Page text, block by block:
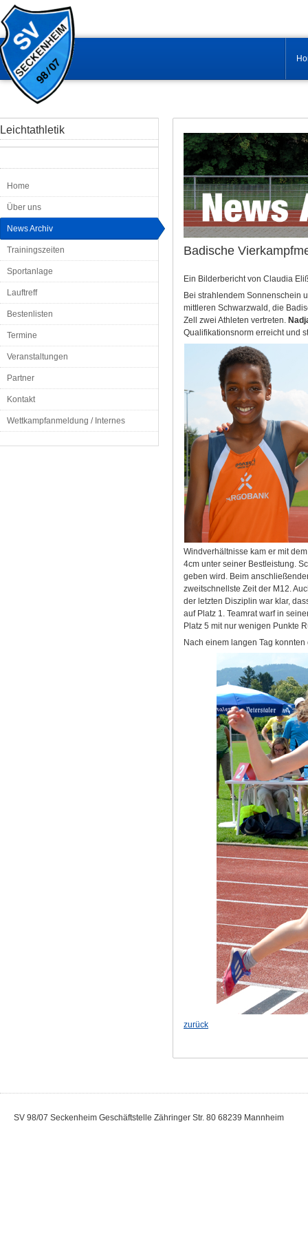
Leichtathletik
Home
Über uns
News Archiv
Trainingszeiten
Sportanlage
Lauftreff
Bestenlisten
Termine
Veranstaltungen
Partner
Kontakt
Wettkampfanmeldung / Internes
Badische
Ein Bilderbericht von Claudia
Bei strahlendem Sonnenschein
mittleren Schwarzwald, die
Zell zwei Athleten vertreten.
Qualifikationsnorm erreicht und
Windverhältnisse kam er mit
4cm unter seiner Bestleistung.
geben wird. Beim
zweitschnellste Zeit der M12.
der letzten Disziplin war klar,
auf Platz 1. Teamrat warf in
Platz 5 mit nur wenigen Punkte
Nach einem langen Tag
zurück
SV 98/07 Seckenheim Geschäftstelle Zähringer Str. 80 68239 Mannheim